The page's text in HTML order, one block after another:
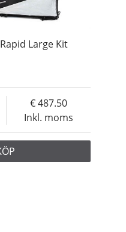
Large Kit
Inkl. moms
487.50